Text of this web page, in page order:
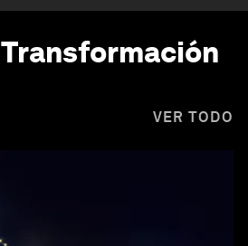
Transformación
VER TODO